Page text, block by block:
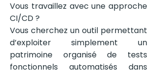
Vous travaillez avec une approche
CI/CD ?
Vous cherchez un outil permettant
d’exploiter simplement un
patrimoine organisé de tests
fonctionnels automatisés dans